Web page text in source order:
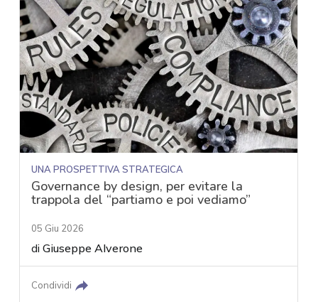
UNA PROSPETTIVA STRATEGICA
Governance by design, per evitare la
trappola del “partiamo e poi vediamo”
05 Giu 2026
diGiuseppe Alverone
Condividi